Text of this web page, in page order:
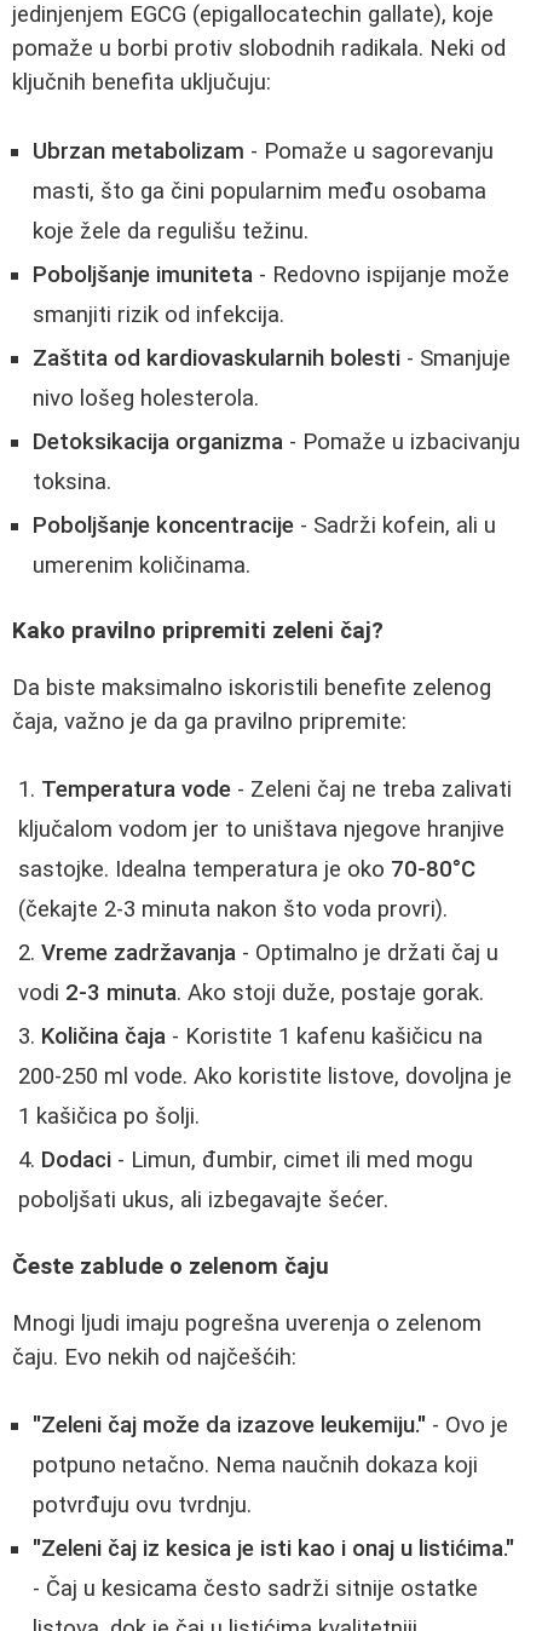
jedinjenjem EGCG (epigallocatechin gallate), koje
pomaže u borbi protiv slobodnih radikala. Neki od
ključnih benefita uključuju:
Ubrzan metabolizam - Pomaže u sagorevanju
masti, što ga čini popularnim među osobama
koje žele da regulišu težinu.
Poboljšanje imuniteta - Redovno ispijanje može
smanjiti rizik od infekcija.
Zaštita od kardiovaskularnih bolesti - Smanjuje
nivo lošeg holesterola.
Detoksikacija organizma - Pomaže u izbacivanju
toksina.
Poboljšanje koncentracije - Sadrži kofein, ali u
umerenim količinama.
Kako pravilno pripremiti zeleni čaj?
Da biste maksimalno iskoristili benefite zelenog
čaja, važno je da ga pravilno pripremite:
Temperatura vode - Zeleni čaj ne treba zalivati
ključalom vodom jer to uništava njegove hranjive
sastojke. Idealna temperatura je oko 70-80°C
(čekajte 2-3 minuta nakon što voda provri).
Vreme zadržavanja - Optimalno je držati čaj u
vodi 2-3 minuta. Ako stoji duže, postaje gorak.
Količina čaja - Koristite 1 kafenu kašičicu na
200-250 ml vode. Ako koristite listove, dovoljna je
1 kašičica po šolji.
Dodaci - Limun, đumbir, cimet ili med mogu
poboljšati ukus, ali izbegavajte šećer.
Česte zablude o zelenom čaju
Mnogi ljudi imaju pogrešna uverenja o zelenom
čaju. Evo nekih od najčešćih:
"Zeleni čaj može da izazove leukemiju." - Ovo je
potpuno netačno. Nema naučnih dokaza koji
potvrđuju ovu tvrdnju.
"Zeleni čaj iz kesica je isti kao i onaj u listićima."
- Čaj u kesicama često sadrži sitnije ostatke